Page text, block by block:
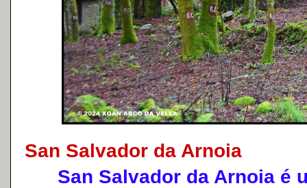
San Salvador da Arnoia
San Salvador da Arnoia é